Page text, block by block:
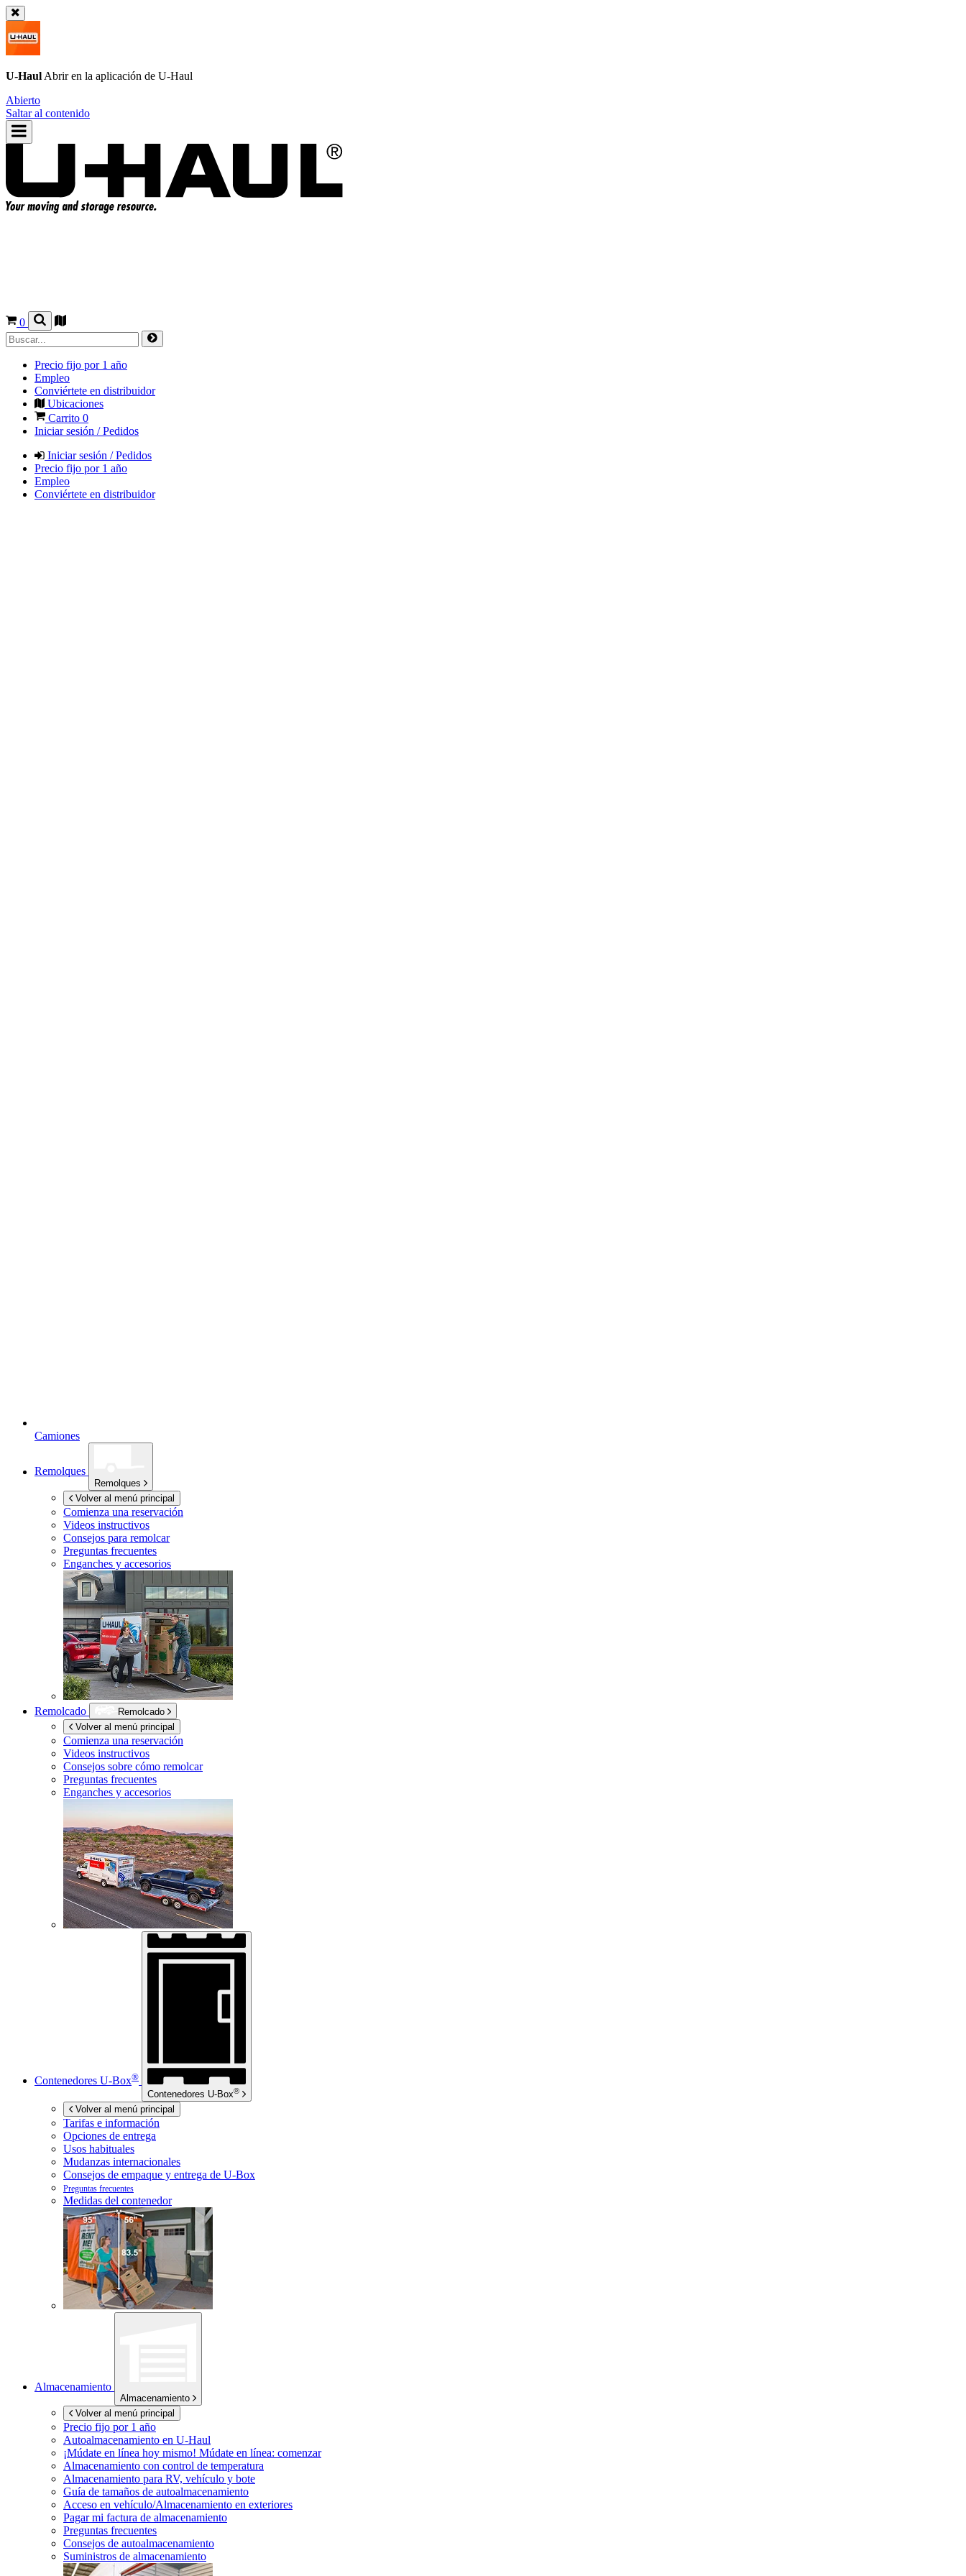
U-Haul Abrir en la aplicación de U-Haul
Abierto
Saltar al contenido
0
Precio fijo por 1 año
Empleo
Conviértete en distribuidor
Ubicaciones
Carrito 0
Iniciar sesión / Pedidos
Iniciar sesión / Pedidos
Precio fijo por 1 año
Empleo
Conviértete en distribuidor
Camiones
Remolques
Remolques
Volver al menú principal
Comienza una reservación
Videos instructivos
Consejos para remolcar
Preguntas frecuentes
Enganches y accesorios
Remolcado
Remolcado
Volver al menú principal
Comienza una reservación
Videos instructivos
Consejos sobre cómo remolcar
Preguntas frecuentes
Enganches y accesorios
Contenedores U-Box®
Contenedores U-Box®
Volver al menú principal
Tarifas e información
Opciones de entrega
Usos habituales
Mudanzas internacionales
Consejos de empaque y entrega de U-Box
Preguntas frecuentes
Medidas del contenedor
Almacenamiento
Almacenamiento
Volver al menú principal
Precio fijo por 1 año
Autoalmacenamiento en U-Haul
¡Múdate en línea hoy mismo! Múdate en línea: comenzar
Almacenamiento con control de temperatura
Almacenamiento para RV, vehículo y bote
Guía de tamaños de autoalmacenamiento
Acceso en vehículo/Almacenamiento en exteriores
Pagar mi factura de almacenamiento
Preguntas frecuentes
Consejos de autoalmacenamiento
Suministros de almacenamiento